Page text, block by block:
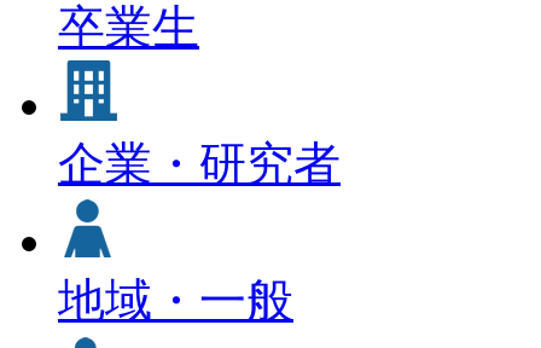
卒業生
企業・研究者
地域・一般